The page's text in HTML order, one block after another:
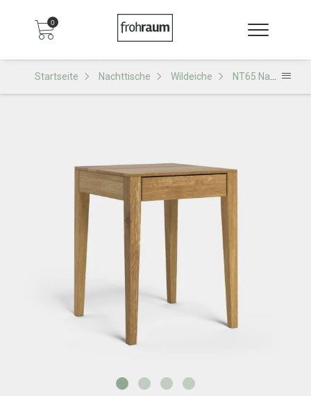
0
Startseite Nachttische Wildeiche NT65 Nachttisch